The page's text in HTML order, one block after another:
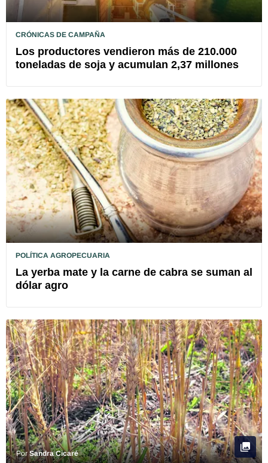
CRÓNICAS DE CAMPAÑA
Los productores vendieron más de 210.000
toneladas de soja y acumulan 2,37 millones
POLÍTICA AGROPECUARIA
La yerba mate y la carne de cabra se suman al
dólar agro
PorSandra Cicaré